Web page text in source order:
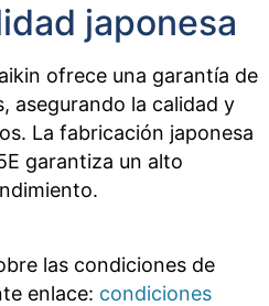
japonesa
ofrece una garantía de
asegurando la calidad y
La fabricación japonesa
garantiza un alto
las condiciones de
enlace: condiciones